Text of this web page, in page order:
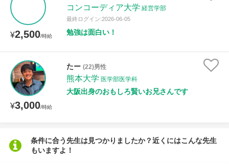
¥2,500/時給
コンコーディア大学 経営学部
最終ログイン:2026-06-05
勉強は面白い！
¥3,000/時給
たー (22)男性
熊本大学 医学部医学科
大阪出身のおもしろ賢いお兄さんです
条件に合う先生は見つかりましたか？近くにはこんな先生
もいますよ！